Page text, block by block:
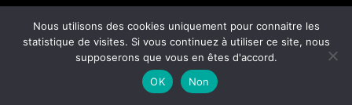
Annonces par secteur :
Secteur Bapaume - Albert
Nous utilisons des cookies uniquement pour connaitre les
statistique de visites. Si vous continuez à utiliser ce site, nous
supposerons que vous en êtes d'accord.
OK
Non